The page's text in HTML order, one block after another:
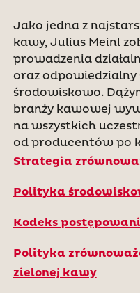
Jako jedna z
kawy, Julius Meinl
prowadzenia
oraz odpowiedzialny
środowiskowo.
branży kawowej
na wszystkich
od producentów po
Strategia
Polityka
Kodeks
Polityka
zielonej kawy